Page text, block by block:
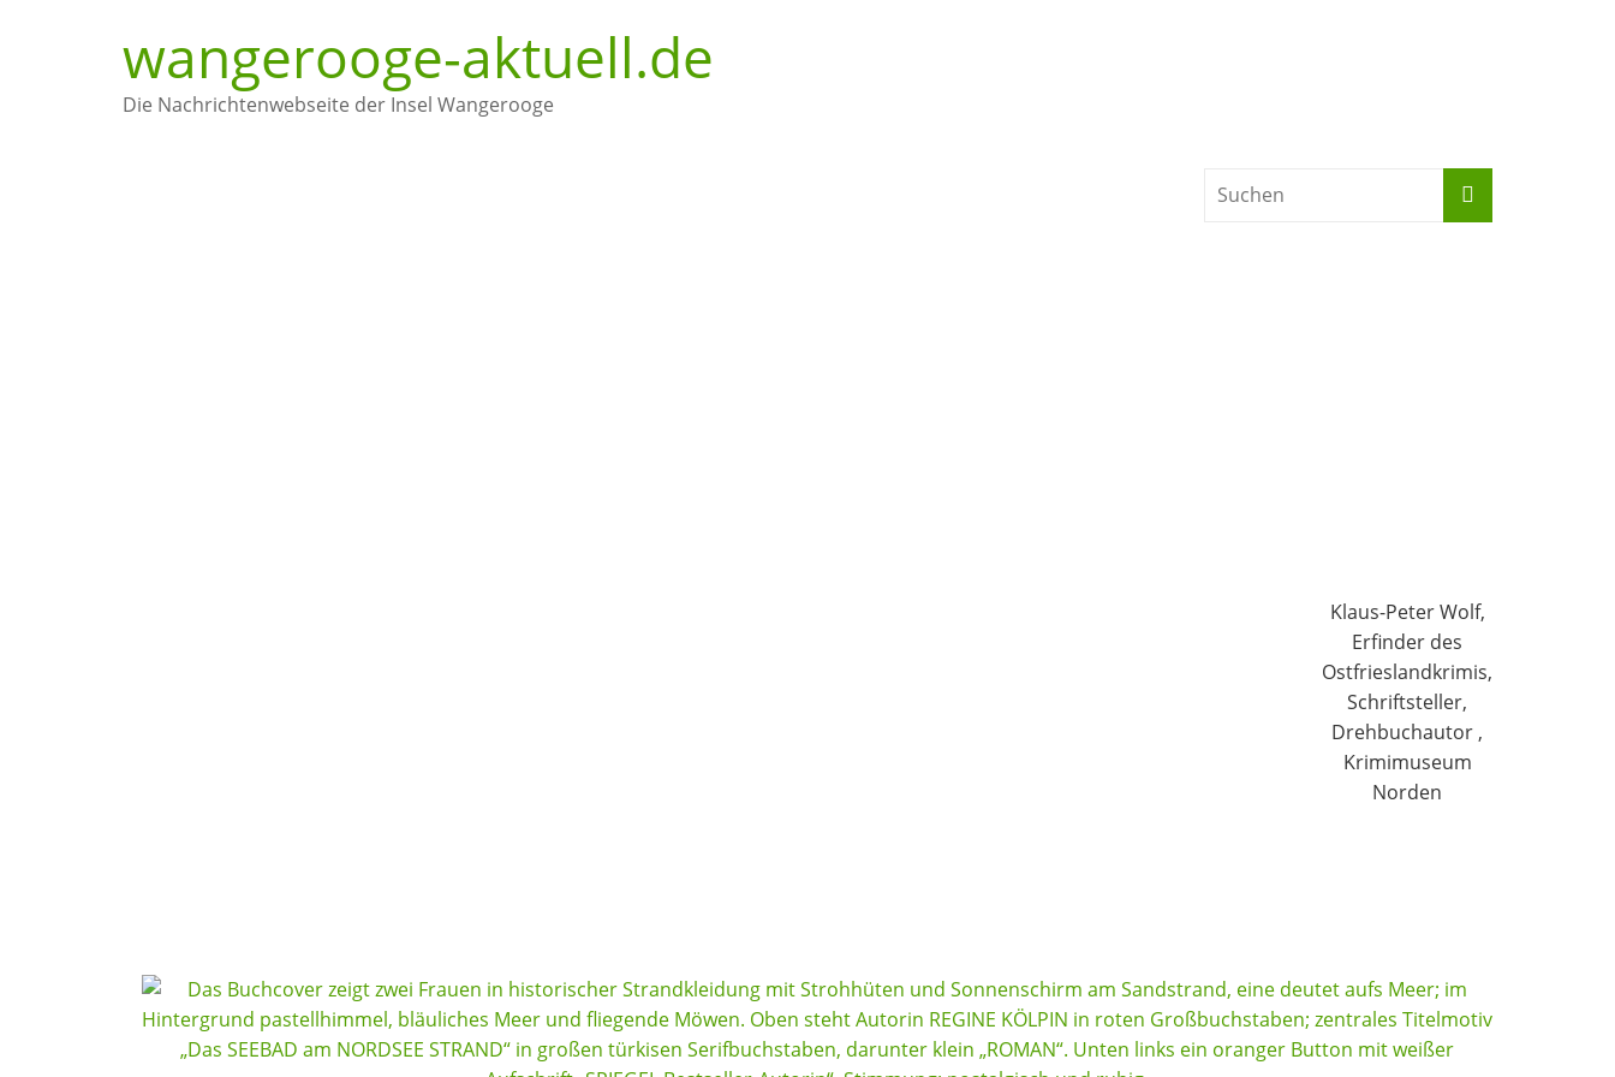
wangerooge-aktuell.de
Die Nachrichtenwebseite der Insel Wangerooge
Klaus-Peter Wolf,
Erfinder des
Ostfrieslandkrimis,
Schriftsteller,
Drehbuchautor ,
Krimimuseum
Norden